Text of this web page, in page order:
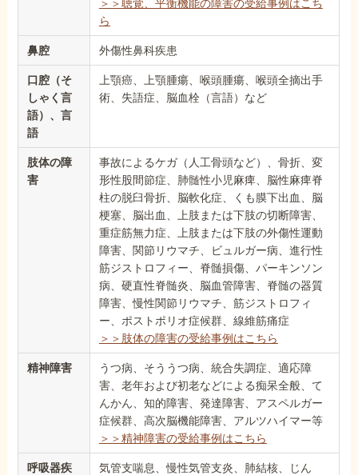
＞＞聴覚、平衡機能の障害の受給事例はこち
ら
鼻腔 外傷性鼻科疾患
口腔（そ
しゃく言
語）、言
語
上顎癌、上顎腫瘍、喉頭腫瘍、喉頭全摘出手
術、失語症、脳血栓（言語）など
肢体の障
害
事故によるケガ（人工骨頭など）、骨折、変
形性股間節症、肺髄性小児麻痺、脳性麻痺脊
柱の脱臼骨折、脳軟化症、くも膜下出血、脳
梗塞、脳出血、上肢または下肢の切断障害、
重症筋無力症、上肢または下肢の外傷性運動
障害、関節リウマチ、ビュルガー病、進行性
筋ジストロフィー、脊髄損傷、パーキンソン
病、硬直性脊髄炎、脳血管障害、脊髄の器質
障害、慢性関節リウマチ、筋ジストロフィ
ー、ポストポリオ症候群、線維筋痛症
＞＞肢体の障害の受給事例はこちら
精神障害
うつ病、そううつ病、統合失調症、適応障
害、老年および初老などによる痴呆全般、て
んかん、知的障害、発達障害、アスペルガー
症候群、高次脳機能障害、アルツハイマー等
＞＞精神障害の受給事例はこちら
呼吸器疾
気管支喘息、慢性気管支炎、肺結核、じん